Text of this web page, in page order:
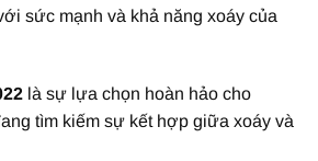
sức mạnh và khả năng xoáy của
là sự lựa chọn hoàn hảo cho
tìm kiếm sự kết hợp giữa xoáy và